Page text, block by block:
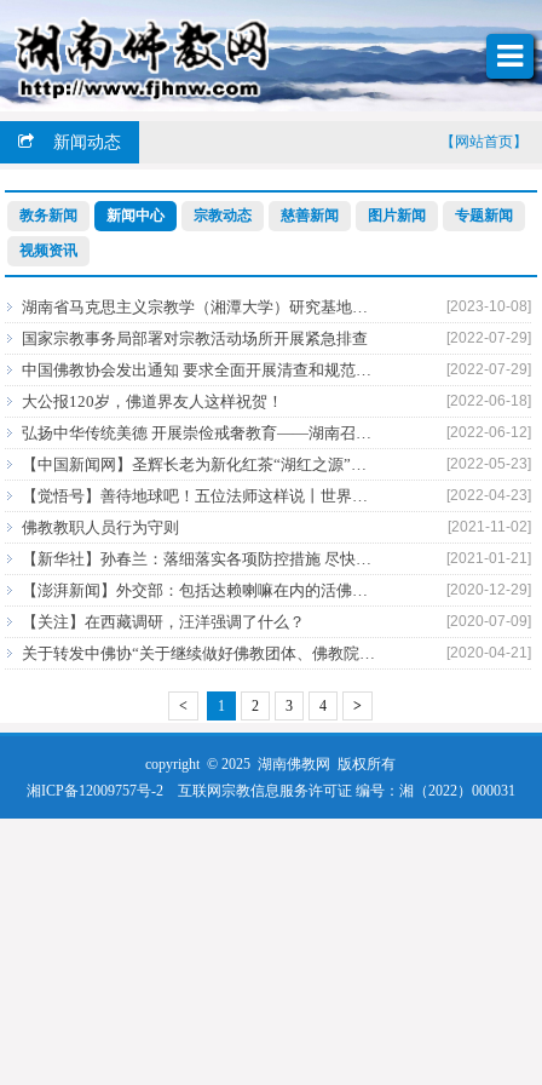
新闻动态 【网站首页】
教务新闻 新闻中心 宗教动态 慈善新闻 图片新闻 专题新闻
视频资讯
[2023-10-08]
[2022-07-29]
国家宗教事务局部署对宗教活动场所开展紧急排查
[2022-07-29]
[2022-06-18]
大公报120岁，佛道界友人这样祝贺！
[2022-06-12]
[2022-05-23]
[2022-04-23]
[2021-11-02]
佛教教职人员行为守则
[2021-01-21]
[2020-12-29]
[2020-07-09]
【关注】在西藏调研，汪洋强调了什么？
[2020-04-21]
< 1 2 3 4 >
copyright © 2025 湖南佛教网 版权所有
湘ICP备12009757号-2
互联网宗教信息服务许可证 编号：湘（2022）000031